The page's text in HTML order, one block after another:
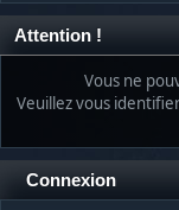
Attention !
Vous ne
Veuillez vous
Connexion